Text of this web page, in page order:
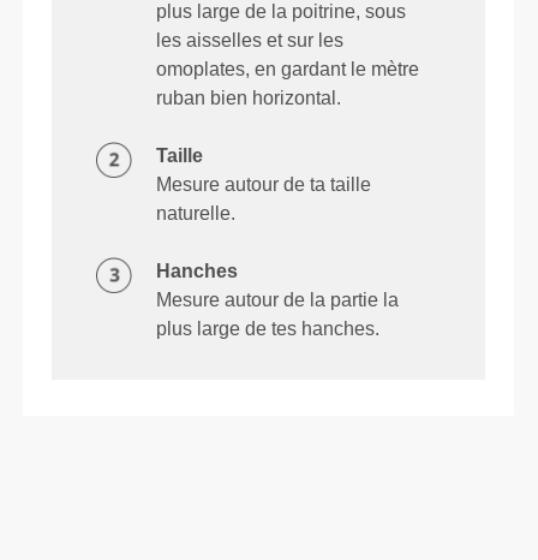
plus large de la poitrine, sous
les aisselles et sur les
omoplates, en gardant le mètre
ruban bien horizontal.
Taille
Mesure autour de ta taille
naturelle.
Hanches
Mesure autour de la partie la
plus large de tes hanches.